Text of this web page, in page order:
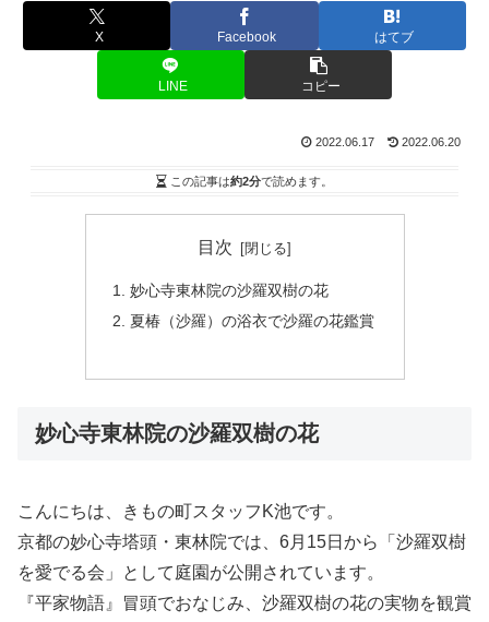
X Facebook はてブ
LINE コピー
2022.06.17 2022.06.20
この記事は約2分で読めます。
目次
妙心寺東林院の沙羅双樹の花
夏椿（沙羅）の浴衣で沙羅の花鑑賞
妙心寺東林院の沙羅双樹の花
こんにちは、きもの町スタッフK池です。
京都の妙心寺塔頭・東林院では、6月15日から「沙羅双樹
を愛でる会」として庭園が公開されています。
『平家物語』冒頭でおなじみ、沙羅双樹の花の実物を観賞